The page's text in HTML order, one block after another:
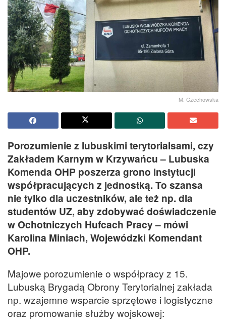
M. Czechowska
Porozumienie z lubuskimi terytorialsami, czy
Zakładem Karnym w Krzywańcu – Lubuska
Komenda OHP poszerza grono instytucji
współpracujących z jednostką. To szansa
nie tylko dla uczestników, ale też np. dla
studentów UZ, aby zdobywać doświadczenie
w Ochotniczych Hufcach Pracy – mówi
Karolina Miniach, Wojewódzki Komendant
OHP.
Majowe porozumienie o współpracy z 15.
Lubuską Brygadą Obrony Terytorialnej zakłada
np. wzajemne wsparcie sprzętowe i logistyczne
oraz promowanie służby wojskowej: